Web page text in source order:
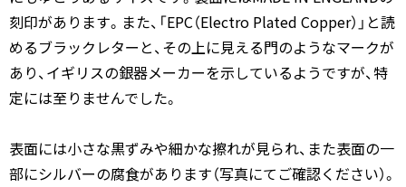
刻印があります。また、「EPC（Electro Plated Copper）」と読
めるブラックレターと、その上に見える門のようなマークが
あり、イギリスの銀器メーカーを示しているようですが、特
定には至りませんでした。
表面には小さな黒ずみや細かな擦れが見られ、また表面の一
部にシルバーの腐食があります（写真にてご確認ください）。